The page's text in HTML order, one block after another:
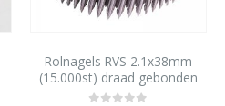
Rolnagels RVS 2.1x38mm
(15.000st) draad gebonden
bolkop vlakke rol